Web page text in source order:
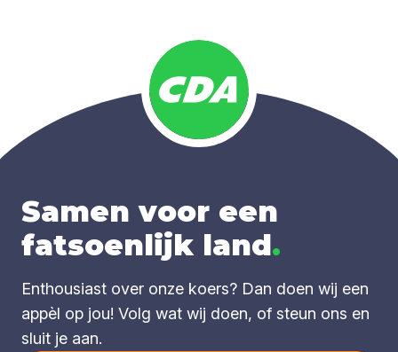
Samen voor een
fatsoenlijk land.
Enthousiast over onze koers? Dan doen wij een
appèl op jou! Volg wat wij doen, of steun ons en
sluit je aan.